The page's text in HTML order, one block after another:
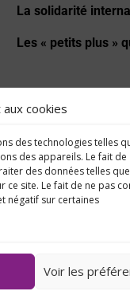
cookies
des technologies telles
des appareils. Le fait de
des données telles
ce site. Le fait de ne pas
négatif sur certaines
Voir les
La solidarité
Les « petits plus »